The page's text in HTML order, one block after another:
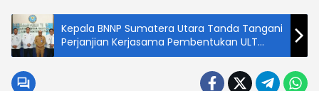
Kepala BNNP Sumatera Utara Tanda Tangani
Perjanjian Kerjasama Pembentukan ULT
P4GN Kota Padang Sidempuan